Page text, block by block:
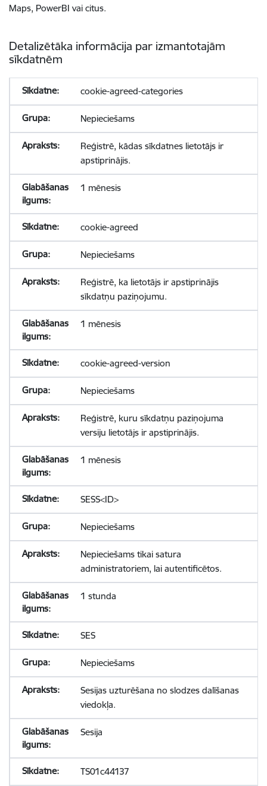
Maps, PowerBI vai citus.
Detalizētāka informācija par izmantotajām
sīkdatnēm
cookie-agreed-categories
Nepieciešams
Reģistrē, kādas sīkdatnes lietotājs ir
apstiprinājis.
1 mēnesis
cookie-agreed
Nepieciešams
Reģistrē, ka lietotājs ir apstiprinājis
sīkdatņu paziņojumu.
1 mēnesis
cookie-agreed-version
Nepieciešams
Reģistrē, kuru sīkdatņu paziņojuma
versiju lietotājs ir apstiprinājis.
1 mēnesis
SESS<ID>
Nepieciešams
Nepieciešams tikai satura
administratoriem, lai autentificētos.
1 stunda
SES
Nepieciešams
Sesijas uzturēšana no slodzes dalīšanas
viedokļa.
Sesija
TS01c44137